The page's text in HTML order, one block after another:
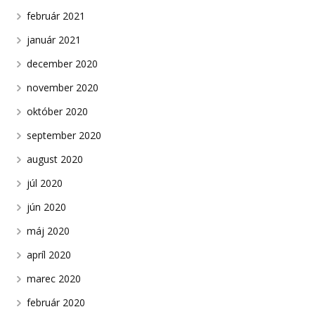
február 2021
január 2021
december 2020
november 2020
október 2020
september 2020
august 2020
júl 2020
jún 2020
máj 2020
apríl 2020
marec 2020
február 2020